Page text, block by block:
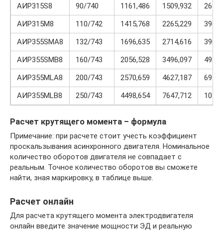
АИР315S8
90/740 1161,486 1509,932
АИР315М8
110/742 1415,768 2265,229
АИР355SMA8
132/743 1696,635 2714,616
AИР355SMB8
160/743 2056,528 3496,097
AИР355MLA8
200/743 2570,659 4627,187
AИР355MLB8
250/743 4498,654 7647,712
Расчет крутящего момента – формула
Примечание: при расчете стоит учесть коэффициент
проскальзывания асинхронного двигателя. Номинальное
количество оборотов двигателя не совпадает с
реальным. Точное количество оборотов вы сможете
найти, зная маркировку, в таблице выше.
Расчет онлайн
Для расчета крутящего момента электродвигателя
онлайн введите значение мощности ЭД и реальную